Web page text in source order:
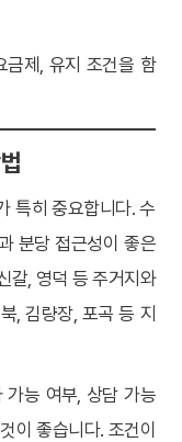
금제, 유지 조건을 함
특히 중요합니다. 수
분당 접근성이 좋은
갈, 영덕 등 주거지와
, 김량장, 포곡 등 지
가능 여부, 상담 가능
이 좋습니다. 조건이